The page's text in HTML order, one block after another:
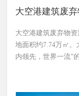
熟运营并推广“固定
模式”两大基本创新
式。
理处置
的自然
化学固
处理效
市建设
大空港建筑废
大空港建筑废弃物
地面积约7.74万㎡。
内领先，世界一流”